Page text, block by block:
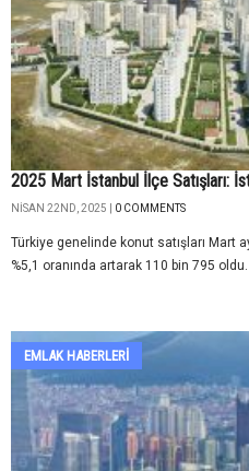
2025 Mart İstanbul İlçe Satışları:
NISAN 22ND, 2025 | 0 COMMENTS
Türkiye genelinde konut satışları Mart
%5,1 oranında artarak 110 bin 795
EMLAK HABERLERI